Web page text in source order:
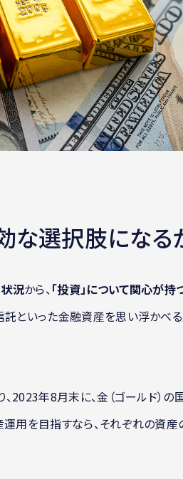
な選択肢になる
況から、 「投資」について関心が持
託といった金融資産を思い浮かべ
2023年8月末に、金（ゴールド）
用を目指すなら、それぞれの資産